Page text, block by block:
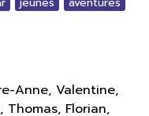
Anne, Valentine,
Thomas, Florian,